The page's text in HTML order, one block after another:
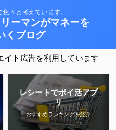
々と考えています。
リーマンがマネーを
くブログ
イト広告を利用しています
レシートでポイ活アプ
リ
おすすめランキングを紹介